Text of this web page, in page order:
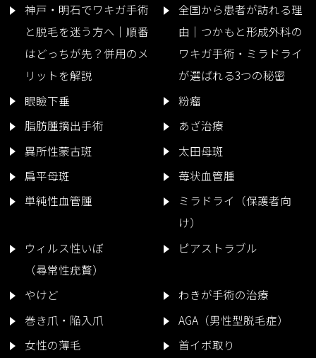
神戸・明石でワキガ手術
と脱毛を迷う方へ｜順番
はどっちが先？併用のメ
リットを解説
全国から患者が訪れる理
由｜つかもと形成外科の
ワキガ手術・ミラドライ
が選ばれる3つの秘密
眼瞼下垂
粉瘤
脂肪腫摘出手術
あざ治療
異所性蒙古斑
太田母斑
扁平母斑
苺状血管腫
単純性血管腫
ミラドライ（保護者向
け）
ウィルス性いぼ
（尋常性疣贅）
ピアストラブル
やけど
わきが手術の治療
巻き爪・陥入爪
AGA（男性型脱毛症）
女性の薄毛
首イボ取り